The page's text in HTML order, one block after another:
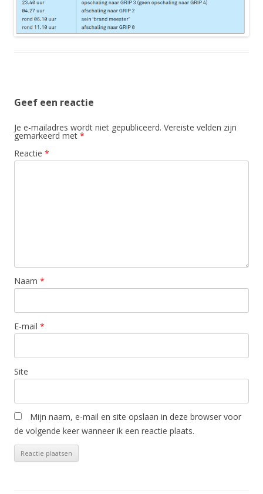
Geef een reactie
Je e-mailadres wordt niet gepubliceerd. Vereiste velden zijn
gemarkeerd met *
Reactie *
Naam *
E-mail *
Site
Mijn naam, e-mail en site opslaan in deze browser voor
de volgende keer wanneer ik een reactie plaats.